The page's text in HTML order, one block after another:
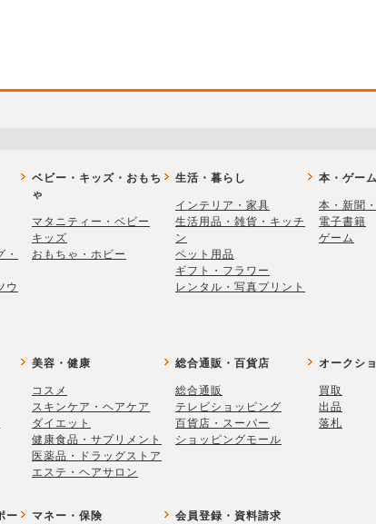
ウ
ベビー・キッズ・おもち
ゃ
マタニティー・ベビー
キッズ
おもちゃ・ホビー
生活・暮らし
インテリア・家具
生活用品・雑貨・キッチ
ン
ペット用品
ギフト・フラワー
レンタル・写真プリント
本・ゲーム
本・新聞
電子書籍
ゲーム
美容・健康
コスメ
スキンケア・ヘアケア
ダイエット
健康食品・サプリメント
医薬品・ドラッグストア
エステ・ヘアサロン
総合通販・百貨店
総合通販
テレビショッピング
百貨店・スーパー
ショッピングモール
オークシ
買取
出品
落札
ー マネー・保険 会員登録・資料請求